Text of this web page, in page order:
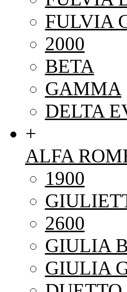
FULVIA
2000
BETA
GAMMA
DELTA
+
ALFA
1900
2600
GIULIA
GIULIA